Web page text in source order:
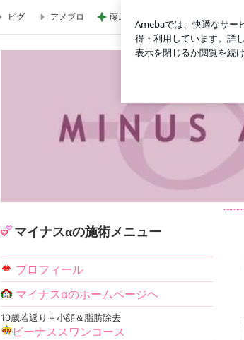
ピグ アメブロ 藤原紀香 平和願う折り紙を紹介
マイナスαの施術メニュー
プロフィール
マイナスαのホームページヘ
10歳若返り＋小顔＆脂肪除去
ビーナススワンコース